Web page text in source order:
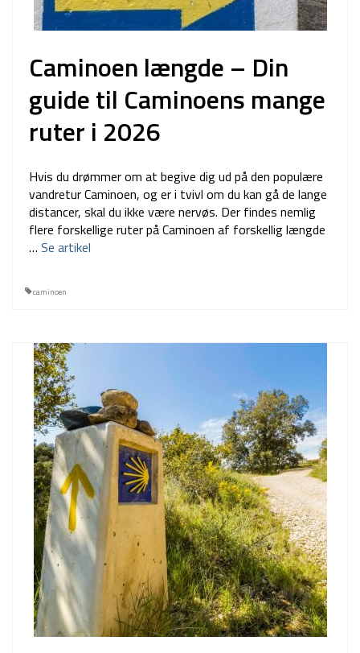
Caminoen længde – Din
guide til Caminoens mange
ruter i 2026
Hvis du drømmer om at begive dig ud på den populære
vandretur Caminoen, og er i tvivl om du kan gå de lange
distancer, skal du ikke være nervøs. Der findes nemlig
flere forskellige ruter på Caminoen af forskellig længde
… Se artikel
caminoen